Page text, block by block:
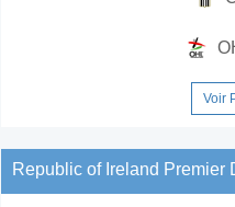
Voir
Republic of Ireland Premier